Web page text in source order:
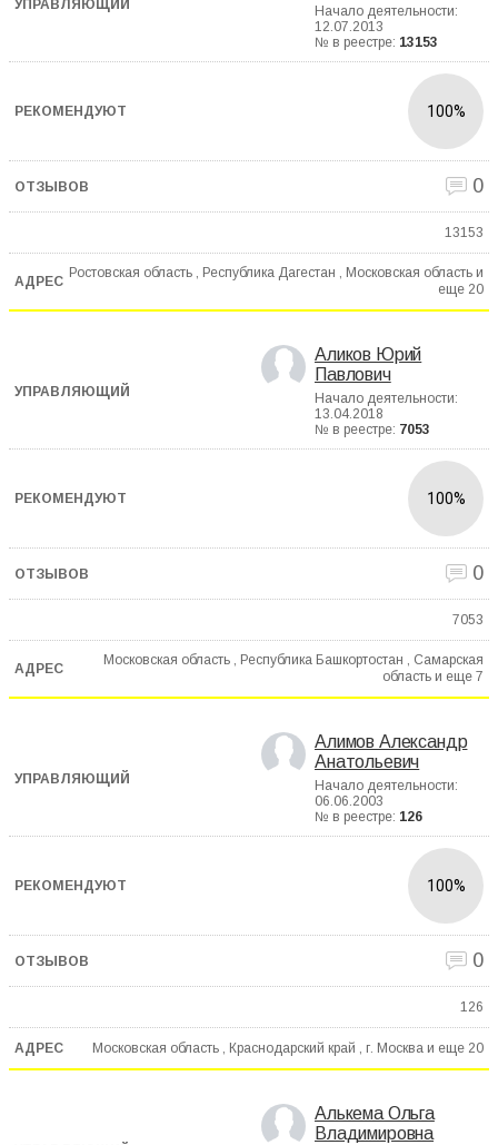
Начало деятельности:
12.07.2013
№ в реестре: 13153
100%
0
13153
Ростовская область , Республика Дагестан , Московская область и
еще 20
Аликов Юрий
Павлович
Начало деятельности:
13.04.2018
№ в реестре: 7053
100%
0
7053
Московская область , Республика Башкортостан , Самарская
область и еще 7
Алимов Александр
Анатольевич
Начало деятельности:
06.06.2003
№ в реестре: 126
100%
0
126
Московская область , Краснодарский край , г. Москва и еще 20
Алькема Ольга
Владимировна